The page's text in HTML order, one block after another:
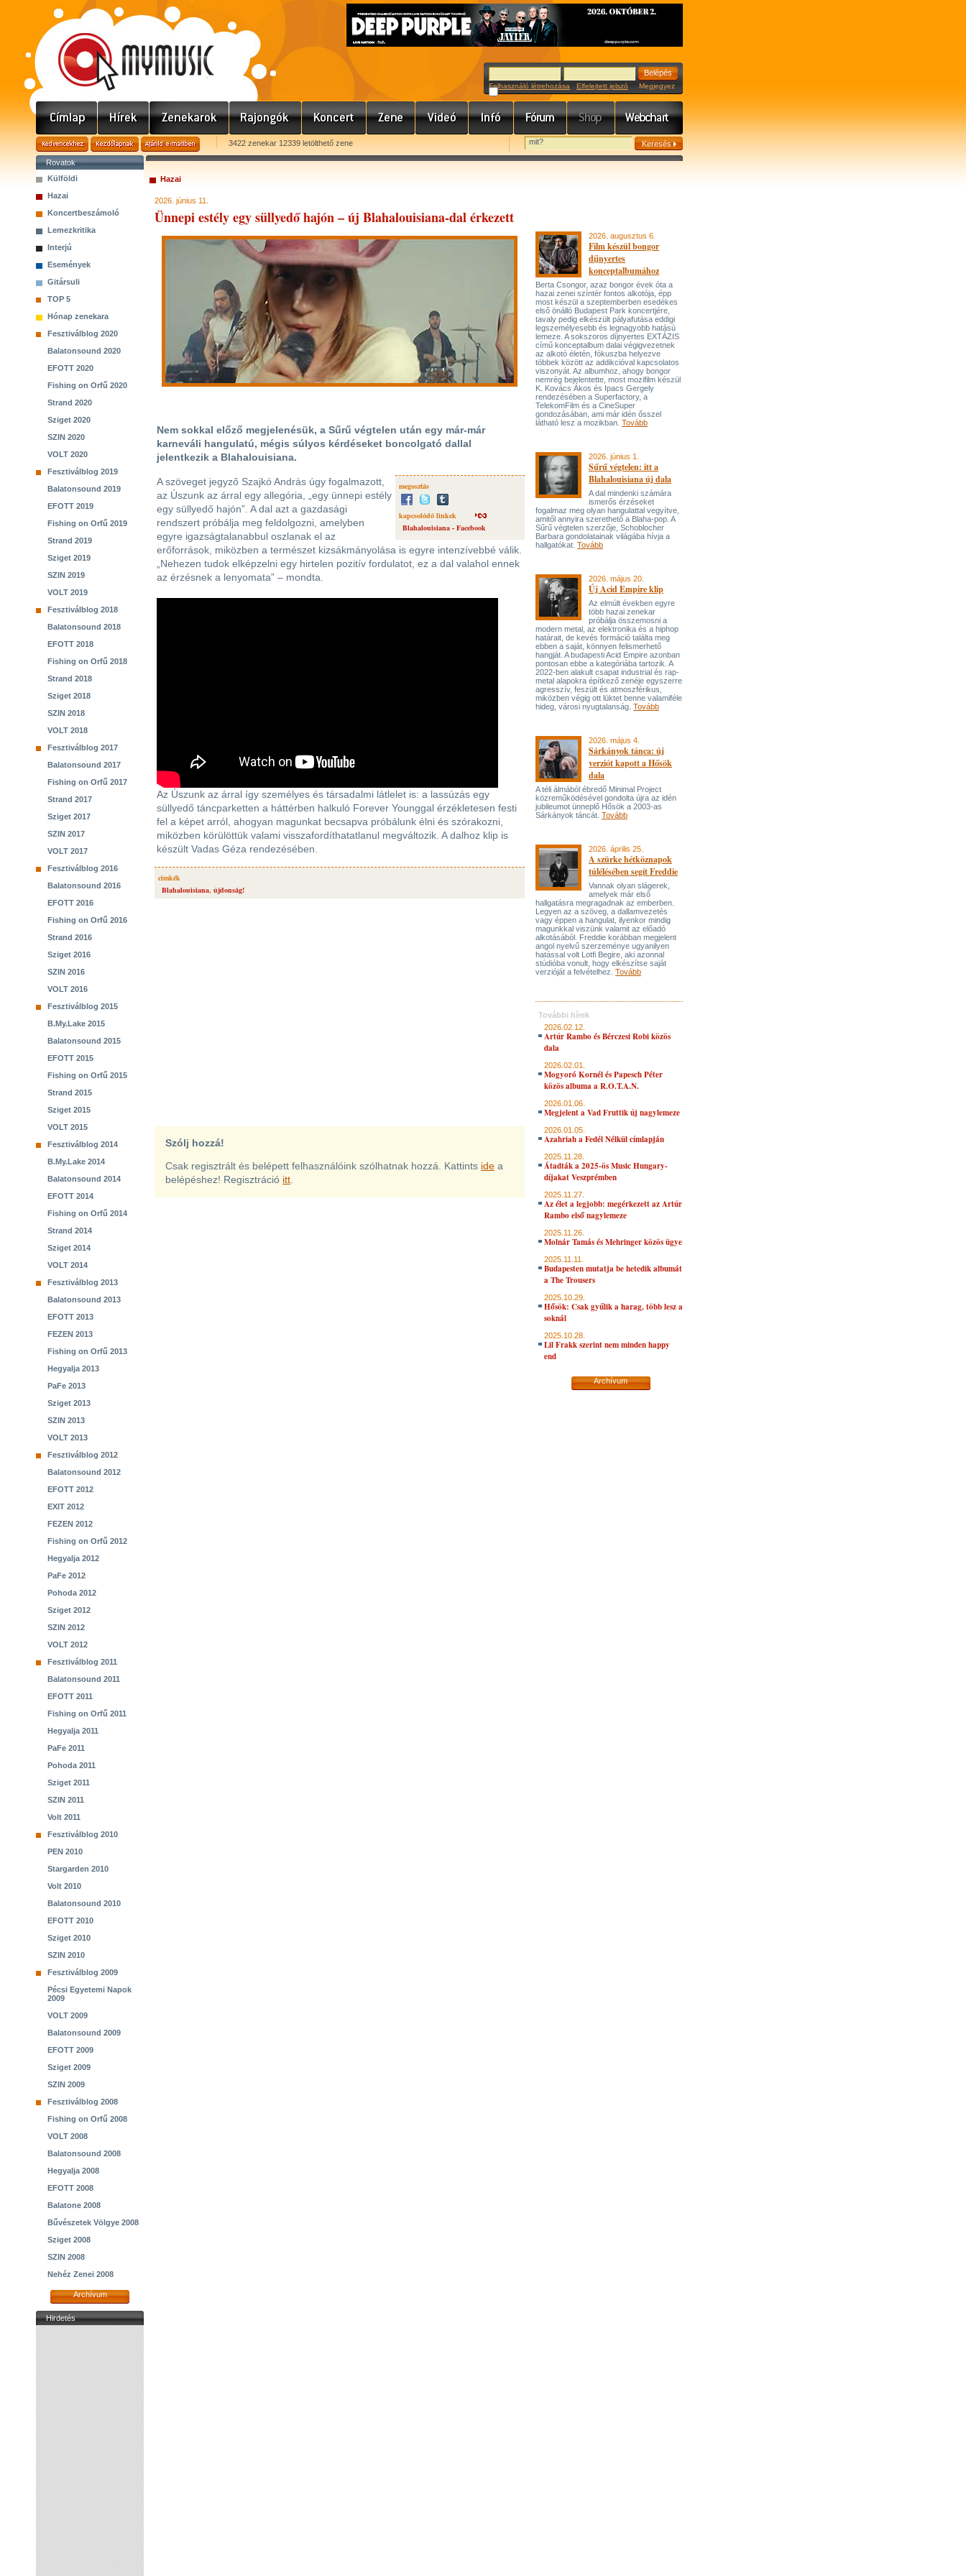
Felhasználó létrehozása Elfelejtett jelszó Megjegyez
3422 zenekar 12339 letölthető zene
Rovatok
Külföldi
Hazai
Koncertbeszámoló
Lemezkritika
Interjú
Események
Gitársuli
TOP 5
Hónap zenekara
Fesztiválblog 2020
Balatonsound 2020
EFOTT 2020
Fishing on Orfű 2020
Strand 2020
Sziget 2020
SZIN 2020
VOLT 2020
Fesztiválblog 2019
Balatonsound 2019
EFOTT 2019
Fishing on Orfű 2019
Strand 2019
Sziget 2019
SZIN 2019
VOLT 2019
Fesztiválblog 2018
Balatonsound 2018
EFOTT 2018
Fishing on Orfű 2018
Strand 2018
Sziget 2018
SZIN 2018
VOLT 2018
Fesztiválblog 2017
Balatonsound 2017
Fishing on Orfű 2017
Strand 2017
Sziget 2017
SZIN 2017
VOLT 2017
Fesztiválblog 2016
Balatonsound 2016
EFOTT 2016
Fishing on Orfű 2016
Strand 2016
Sziget 2016
SZIN 2016
VOLT 2016
Fesztiválblog 2015
B.My.Lake 2015
Balatonsound 2015
EFOTT 2015
Fishing on Orfű 2015
Strand 2015
Sziget 2015
VOLT 2015
Fesztiválblog 2014
B.My.Lake 2014
Balatonsound 2014
EFOTT 2014
Fishing on Orfű 2014
Strand 2014
Sziget 2014
VOLT 2014
Fesztiválblog 2013
Balatonsound 2013
EFOTT 2013
FEZEN 2013
Fishing on Orfű 2013
Hegyalja 2013
PaFe 2013
Sziget 2013
SZIN 2013
VOLT 2013
Fesztiválblog 2012
Balatonsound 2012
EFOTT 2012
EXIT 2012
FEZEN 2012
Fishing on Orfű 2012
Hegyalja 2012
PaFe 2012
Pohoda 2012
Sziget 2012
SZIN 2012
VOLT 2012
Fesztiválblog 2011
Balatonsound 2011
EFOTT 2011
Fishing on Orfű 2011
Hegyalja 2011
PaFe 2011
Pohoda 2011
Sziget 2011
SZIN 2011
Volt 2011
Fesztiválblog 2010
PEN 2010
Stargarden 2010
Volt 2010
Balatonsound 2010
EFOTT 2010
Sziget 2010
SZIN 2010
Fesztiválblog 2009
Pécsi Egyetemi Napok
2009
VOLT 2009
Balatonsound 2009
EFOTT 2009
Sziget 2009
SZIN 2009
Fesztiválblog 2008
Fishing on Orfű 2008
VOLT 2008
Balatonsound 2008
Hegyalja 2008
EFOTT 2008
Balatone 2008
Bűvészetek Völgye 2008
Sziget 2008
SZIN 2008
Nehéz Zenei 2008
Archívum
Hirdetés
Hazai
2026. június 11.
Ünnepi estély egy süllyedő hajón – új Blahalouisiana-dal érkezett
Nem sokkal előző megjelenésük, a Sűrű végtelen után egy már-már
karneváli hangulatú, mégis súlyos kérdéseket boncolgató dallal
jelentkezik a Blahalouisiana.
megosztás
kapcsolódó linkek
Blahalouisiana - Facebook
A szöveget jegyző Szajkó András úgy fogalmazott,
az Úszunk az árral egy allegória, „egy ünnepi estély
egy süllyedő hajón”. A dal azt a gazdasági
rendszert próbálja meg feldolgozni, amelyben
egyre igazságtalanabbul oszlanak el az
erőforrások, miközben a természet kizsákmányolása is egyre intenzívebbé válik.
„Nehezen tudok elképzelni egy hirtelen pozitív fordulatot, ez a dal valahol ennek
az érzésnek a lenyomata” – mondta.
Az Úszunk az árral így személyes és társadalmi látlelet is: a lassúzás egy
süllyedő táncparketten a háttérben halkuló Forever Younggal érzékletesen festi
fel a képet arról, ahogyan magunkat becsapva próbálunk élni és szórakozni,
miközben körülöttük valami visszafordíthatatlanul megváltozik. A dalhoz klip is
készült Vadas Géza rendezésében.
cimkék
Blahalouisiana, újdonság!
Szólj hozzá!
Csak regisztrált és belépett felhasználóink szólhatnak hozzá. Kattints ide a
belépéshez! Regisztráció itt
2026. augusztus 6.
Film készül bongor
díjnyertes
konceptalbumához
Berta Csongor, azaz bongor évek óta a
hazai zenei színtér fontos alkotója, épp
most készül a szeptemberben esedékes
első önálló Budapest Park koncertjére,
tavaly pedig elkészült pályafutása eddigi
legszemélyesebb és legnagyobb hatású
lemeze. A sokszoros díjnyertes EXTÁZIS
című konceptalbum dalai végigvezetnek
az alkotó életén, fókuszba helyezve
többek között az addikcióval kapcsolatos
viszonyát. Az albumhoz, ahogy bongor
nemrég bejelentette, most mozifilm készül
K. Kovács Ákos és Ipacs Gergely
rendezésében a Superfactory, a
TelekomFilm és a CineSuper
gondozásában, ami már idén ősszel
látható lesz a mozikban. Tovább
2026. június 1.
Sűrű végtelen: itt a
Blahalouisiana új dala
A dal mindenki számára
ismerős érzéseket
fogalmaz meg olyan hangulattal vegyítve,
amitől annyira szerethető a Blaha-pop. A
Sűrű végtelen szerzője, Schoblocher
Barbara gondolatainak világába hívja a
hallgatókat. Tovább
2026. május 20.
Új Acid Empire klip
Az elmúlt években egyre
több hazai zenekar
próbálja összemosni a
modern metal, az elektronika és a hiphop
határait, de kevés formáció találta meg
ebben a saját, könnyen felismerhető
hangját. A budapesti Acid Empire azonban
pontosan ebbe a kategóriába tartozik. A
2022-ben alakult csapat industrial és rap-
metal alapokra építkező zenéje egyszerre
agresszív, feszült és atmoszférikus,
miközben végig ott lüktet benne valamiféle
hideg, városi nyugtalanság. Tovább
2026. május 4.
Sárkányok tánca: új
verziót kapott a Hősök
dala
A téli álmából ébredő Minimal Project
közreműködésével gondolta újra az idén
jubileumot ünneplő Hősök a 2003-as
Sárkányok táncát. Tovább
2026. április 25.
A szürke hétköznapok
túlélésében segít Freddie
Vannak olyan slágerek,
amelyek már első
hallgatásra megragadnak az emberben.
Legyen az a szöveg, a dallamvezetés
vagy éppen a hangulat, ilyenkor mindig
magunkkal viszünk valamit az előadó
alkotásából. Freddie korábban megjelent
angol nyelvű szerzeménye ugyanilyen
hatással volt Lotfi Begire, aki azonnal
stúdióba vonult, hogy elkészítse saját
verzióját a felvételhez. Tovább
További hírek
2026.02.12.
Artúr Rambo és Bérczesi Robi közös
dala
2026.02.01.
Mogyoró Kornél és Papesch Péter
közös albuma a R.O.T.A.N.
2026.01.06.
Megjelent a Vad Fruttik új nagylemeze
2026.01.05.
Azahriah a Fedél Nélkül címlapján
2025.11.28.
Átadták a 2025-ös Music Hungary-
díjakat Veszprémben
2025.11.27.
Az élet a legjobb: megérkezett az Artúr
Rambo első nagylemeze
2025.11.26.
Molnár Tamás és Mehringer közös ügye
2025.11.11.
Budapesten mutatja be hetedik albumát
a The Trousers
2025.10.29.
Hősök: Csak gyűlik a harag, több lesz a
soknál
2025.10.28.
Lil Frakk szerint nem minden happy
end
Archívum